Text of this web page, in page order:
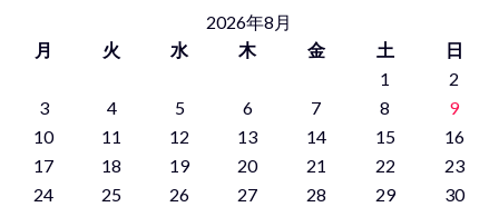
2026年8月
月
火 水 木 金 土
日
1
2
3
4 5 6 7 8
9
10
11 12 13 14 15
16
17
18 19 20 21 22
23
24
25 26 27 28 29
30